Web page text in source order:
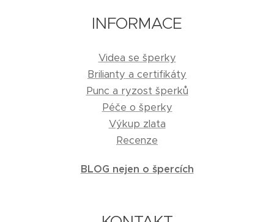
INFORMACE
Videa se šperky
Brilianty a certifikáty
Punc a ryzost šperků
Péče o šperky
Výkup zlata
Recenze
BLOG nejen o špercích